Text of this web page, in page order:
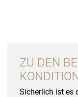
ZU DEN
Sicherlich ist es